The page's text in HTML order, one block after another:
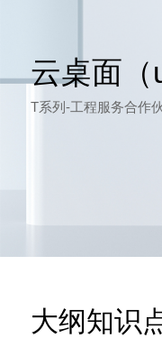
云桌面（
T系列-工程服务合作
大纲知识